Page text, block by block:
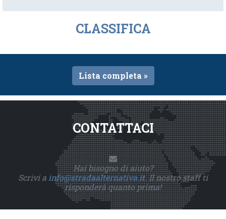
CLASSIFICA
Lista completa »
CONTATTACI
Hai bisogno di aiuto?
Scrivi a info@stradaalternativa.it. Il nostro staff ti
risponderà quanto prima!